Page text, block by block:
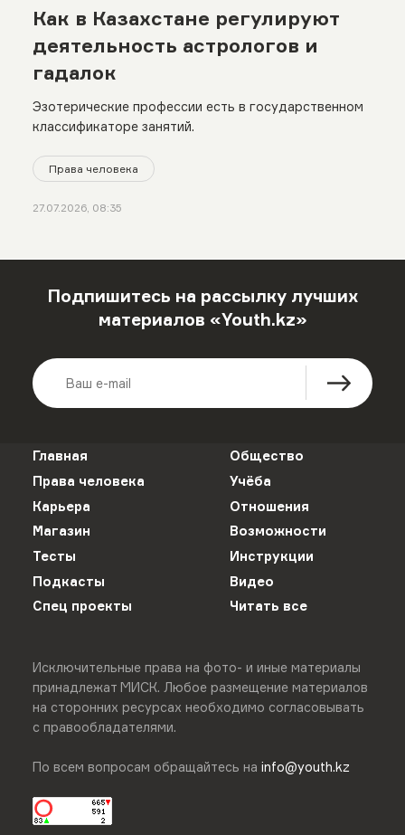
Как в Казахстане регулируют
деятельность астрологов и
гадалок
Эзотерические профессии есть в государственном
классификаторе занятий.
Права человека
27.07.2026, 08:35
Подпишитесь на рассылку лучших
материалов «Youth.kz»
Главная
Общество
Права человека
Учёба
Карьера
Отношения
Магазин
Возможности
Тесты
Инструкции
Подкасты
Видео
Спец проекты
Читать все
Исключительные права на фото- и иные материалы
принадлежат МИСК. Любое размещение материалов
на сторонних ресурсах необходимо согласовывать
с правообладателями.
По всем вопросам обращайтесь на info@youth.kz